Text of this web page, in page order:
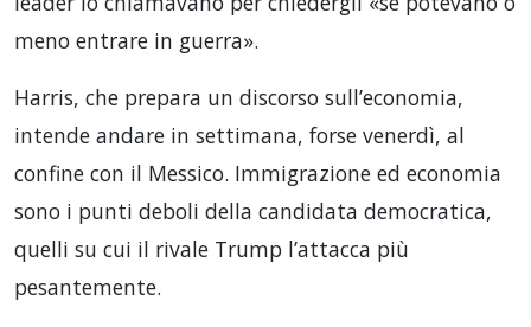
meno entrare in guerra».
Harris, che prepara un discorso sull’economia,
intende andare in settimana, forse venerdì, al
confine con il Messico. Immigrazione ed economia
sono i punti deboli della candidata democratica,
quelli su cui il rivale Trump l’attacca più
pesantemente.